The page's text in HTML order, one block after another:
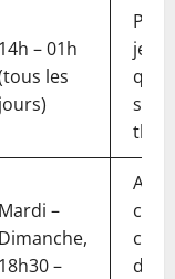
14h – 01h
les
jours)
Plus
quiz
Mardi –
Dimanche,
18h30 –